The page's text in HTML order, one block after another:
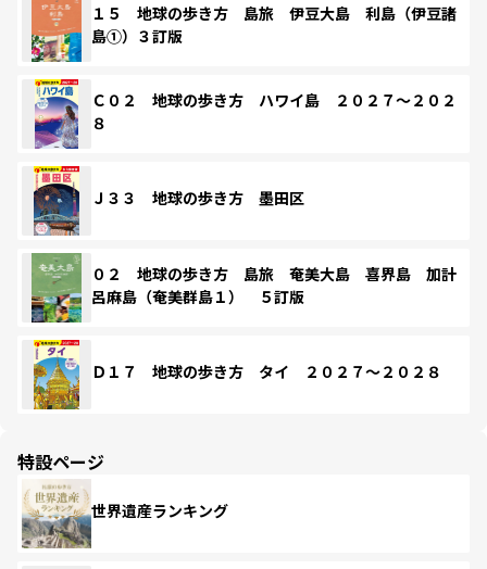
１５ 地球の歩き方 島旅 伊豆大島 利島（伊豆諸
島①）３訂版
Ｃ０２ 地球の歩き方 ハワイ島 ２０２７～２０２
８
Ｊ３３ 地球の歩き方 墨田区
０２ 地球の歩き方 島旅 奄美大島 喜界島 加計
呂麻島（奄美群島１） ５訂版
Ｄ１７ 地球の歩き方 タイ ２０２７～２０２８
特設ページ
世界遺産ランキング